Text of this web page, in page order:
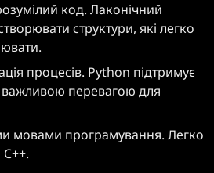
код. Лаконічний
структури, які легко
процесів. Python підтримує
перевагою для
мовами програмування. Легко
C++.